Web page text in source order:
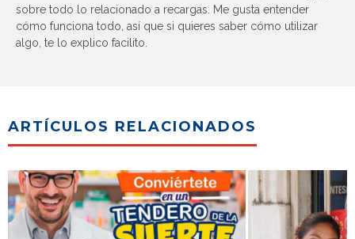
sobre todo lo relacionado a recargas. Me gusta entender
cómo funciona todo, así que si quieres saber cómo utilizar
algo, te lo explico facilito.
ARTÍCULOS RELACIONADOS